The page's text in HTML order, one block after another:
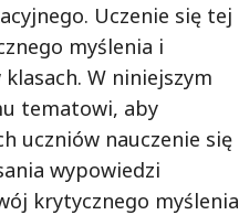
Uczenie się tej
myślenia i
W niniejszym
tematowi, aby
uczniów nauczenie się
wypowiedzi
krytycznego myślenia